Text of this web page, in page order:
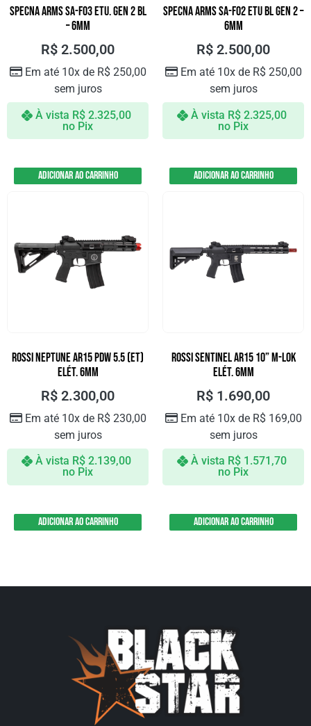
Specna Arms SA-F03 ETU. Gen 2 BL
– 6mm
R$ 2.500,00
Em até 10x de R$ 250,00
sem juros
À vista R$ 2.325,00
no Pix
Adicionar ao carrinho
SPECNA ARMS SA-F02 ETU BL GEN 2 –
6mm
R$ 2.500,00
Em até 10x de R$ 250,00
sem juros
À vista R$ 2.325,00
no Pix
Adicionar ao carrinho
ROSSI NEPTUNE AR15 PDW 5.5 (ET)
ELÉT. 6MM
R$ 2.300,00
Em até 10x de R$ 230,00
sem juros
À vista R$ 2.139,00
no Pix
Adicionar ao carrinho
ROSSI SENTINEL AR15 10” M-LOK
ELÉT. 6MM
R$ 1.690,00
Em até 10x de R$ 169,00
sem juros
À vista R$ 1.571,70
no Pix
Adicionar ao carrinho